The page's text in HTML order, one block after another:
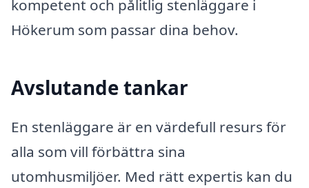
kompetent och pålitlig stenläggare i
Hökerum som passar dina behov.
Avslutande tankar
En stenläggare är en värdefull resurs för
alla som vill förbättra sina
utomhusmiljöer. Med rätt expertis kan du